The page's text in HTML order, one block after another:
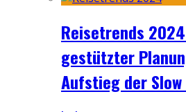
Reisetrends
gestützter
Aufstieg der